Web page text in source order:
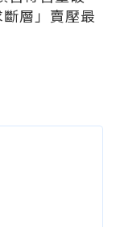
層」賣壓最